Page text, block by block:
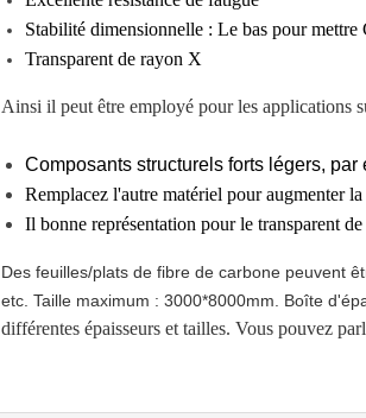
Stabilité dimensionnelle : Le bas pour
Transparent de rayon X
Ainsi il peut être employé pour les applications
Composants structurels forts légers,
Remplacez l'autre matériel pour augmenter
Il bonne représentation pour le transparent
Des feuilles/plats de fibre de carbone peuvent
etc. Taille maximum : 3000*8000mm. Boîte
différentes épaisseurs et tailles. Vous pouvez